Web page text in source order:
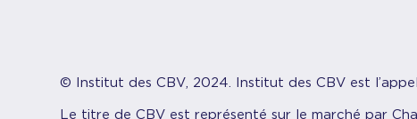
© Institut des CBV, 2024. Institut des CBV est
Le titre de CBV est représenté sur le marché par